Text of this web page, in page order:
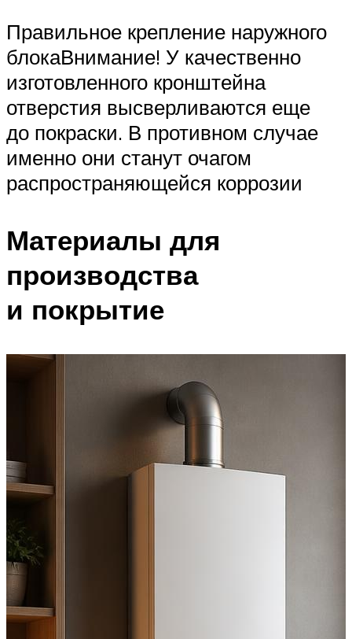
Правильное крепление наружного
блокаВнимание! У качественно
изготовленного кронштейна
отверстия высверливаются еще
до покраски. В противном случае
именно они станут очагом
распространяющейся коррозии
Материалы для
производства
и покрытие